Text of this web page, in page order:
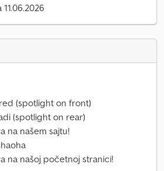
(spotlight on front)
(spotlight on rear)
na našem sajtu!
na našoj početnoj stranici!